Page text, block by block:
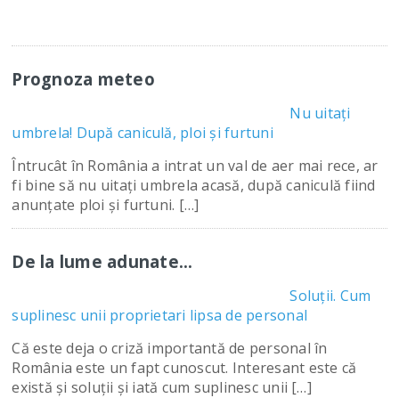
Prognoza meteo
Nu uitați
umbrela! După caniculă, ploi și furtuni
Întrucât în România a intrat un val de aer mai rece, ar
fi bine să nu uitați umbrela acasă, după caniculă fiind
anunțate ploi și furtuni. […]
De la lume adunate…
Soluții. Cum
suplinesc unii proprietari lipsa de personal
Că este deja o criză importantă de personal în
România este un fapt cunoscut. Interesant este că
există și soluții și iată cum suplinesc unii […]